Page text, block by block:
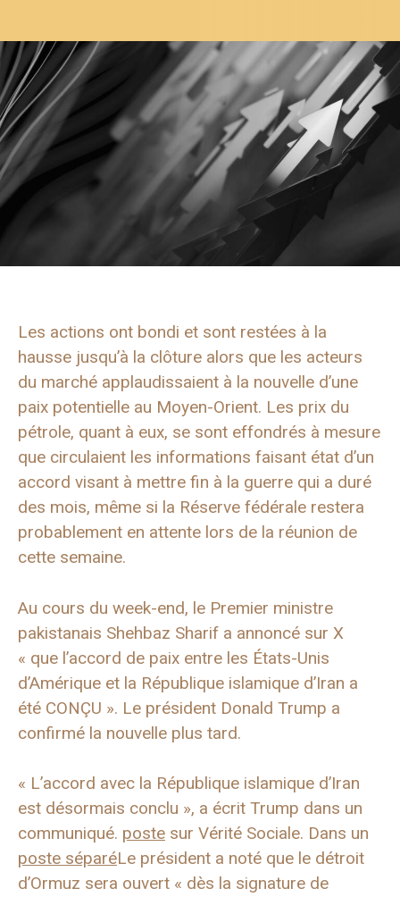
Les actions ont bondi et sont restées à la
hausse jusqu’à la clôture alors que les acteurs
du marché applaudissaient à la nouvelle d’une
paix potentielle au Moyen-Orient. Les prix du
pétrole, quant à eux, se sont effondrés à mesure
que circulaient les informations faisant état d’un
accord visant à mettre fin à la guerre qui a duré
des mois, même si la Réserve fédérale restera
probablement en attente lors de la réunion de
cette semaine.
Au cours du week-end, le Premier ministre
pakistanais Shehbaz Sharif a annoncé sur X
« que l’accord de paix entre les États-Unis
d’Amérique et la République islamique d’Iran a
été CONÇU ». Le président Donald Trump a
confirmé la nouvelle plus tard.
« L’accord avec la République islamique d’Iran
est désormais conclu », a écrit Trump dans un
communiqué. poste sur Vérité Sociale. Dans un
poste séparéLe président a noté que le détroit
d’Ormuz sera ouvert « dès la signature de